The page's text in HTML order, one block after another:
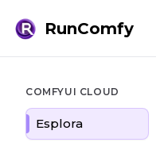
RunComfy
COMFYUI CLOUD
Esplora